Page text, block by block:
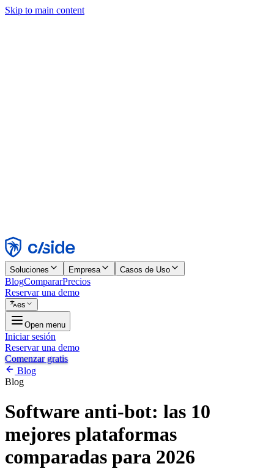
Skip to main content
Rechazar
Soluciones Empresa Casos de Uso
BlogCompararPrecios
Reservar una demo
es
Open menu
Iniciar sesión
Reservar una demo
Comenzar gratis
Blog
Blog
Software anti-bot: las 10
mejores plataformas
comparadas para 2026